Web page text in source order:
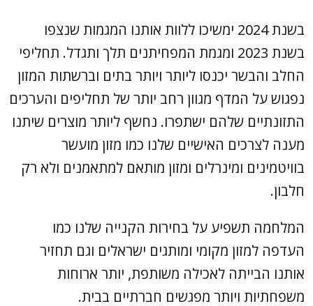
בשנת 2024 ימשיכו ללוות אותנו המגמות שנצפו
בשנת 2023 ומגמת המפחיתנים תלך ותגדל. תחליפי
החלב והבשר יכנסו ליותר ויותר בתים וברשתות המזון
נפגוש על המדף מגוון רחב יותר של תחליפים והערכים
התזונתיים שלהם ישתפרו. נחשף ליותר מוצרים שיתנו
מענה לצרכים האישיים שלנו כמו מזון מועשר
בוויטמינים ומינרלים ומזון מותאם למתאמנים ולא רק
חלבון.
המלחמה תשפיע על בחירות הקנייה שלנו כמו
העדפה למזון מקומי ומותגים ישראלים וגם תחזיר
אותנו הבייתה לאכילה משותפת, יותר ארוחות
משפחתיות ויותר מפגשים חברתיים בבית.